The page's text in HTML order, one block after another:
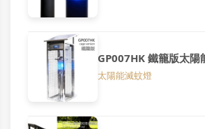
GP007HK 鐵籠版太陽
太陽能滅蚊燈